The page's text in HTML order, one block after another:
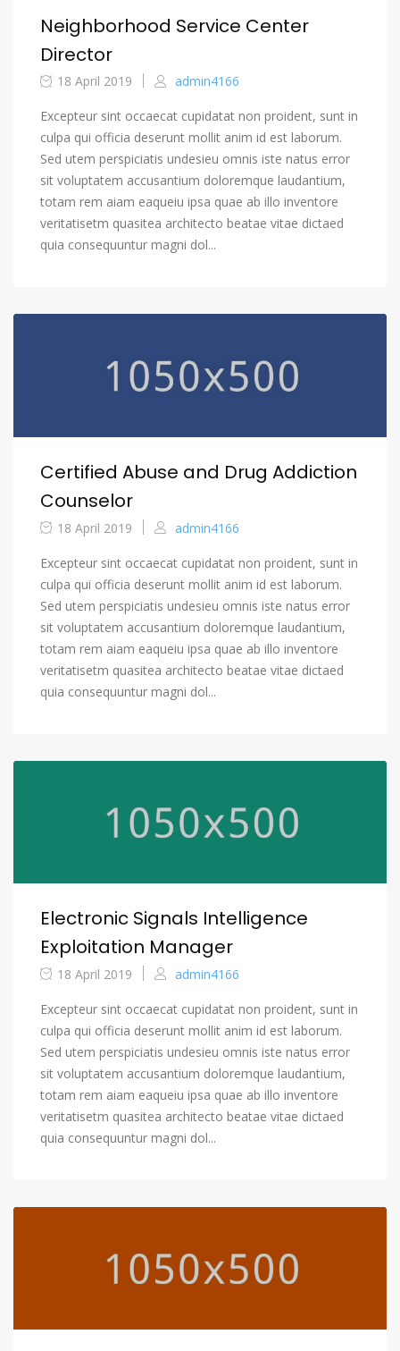
Neighborhood Service Center
Director
18 April 2019 admin4166
Excepteur sint occaecat cupidatat non proident, sunt in
culpa qui officia deserunt mollit anim id est laborum.
Sed utem perspiciatis undesieu omnis iste natus error
sit voluptatem accusantium doloremque laudantium,
totam rem aiam eaqueiu ipsa quae ab illo inventore
veritatisetm quasitea architecto beatae vitae dictaed
quia consequuntur magni dol...
Certified Abuse and Drug Addiction
Counselor
18 April 2019 admin4166
Excepteur sint occaecat cupidatat non proident, sunt in
culpa qui officia deserunt mollit anim id est laborum.
Sed utem perspiciatis undesieu omnis iste natus error
sit voluptatem accusantium doloremque laudantium,
totam rem aiam eaqueiu ipsa quae ab illo inventore
veritatisetm quasitea architecto beatae vitae dictaed
quia consequuntur magni dol...
Electronic Signals Intelligence
Exploitation Manager
18 April 2019 admin4166
Excepteur sint occaecat cupidatat non proident, sunt in
culpa qui officia deserunt mollit anim id est laborum.
Sed utem perspiciatis undesieu omnis iste natus error
sit voluptatem accusantium doloremque laudantium,
totam rem aiam eaqueiu ipsa quae ab illo inventore
veritatisetm quasitea architecto beatae vitae dictaed
quia consequuntur magni dol...